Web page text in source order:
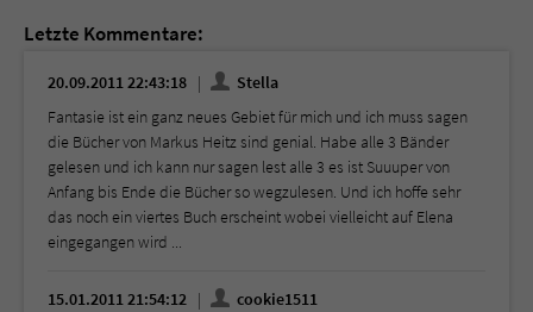
Letzte Kommentare:
20.09.2011 22:43:18
Stella
Fantasie ist ein ganz neues Gebiet für mich und ich muss sagen
die Bücher von Markus Heitz sind genial. Habe alle 3 Bänder
gelesen und ich kann nur sagen lest alle 3 es ist Suuuper von
Anfang bis Ende die Bücher so wegzulesen. Und ich hoffe sehr
das noch ein viertes Buch erscheint wobei vielleicht auf Elena
eingegangen wird ...
15.01.2011 21:54:12
cookie1511